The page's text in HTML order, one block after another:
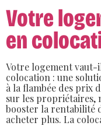
Votre
en
Votre logement
colocation : une
à la flambée des prix
sur les propriétaires,
booster la rentabilité
acheter plus. La